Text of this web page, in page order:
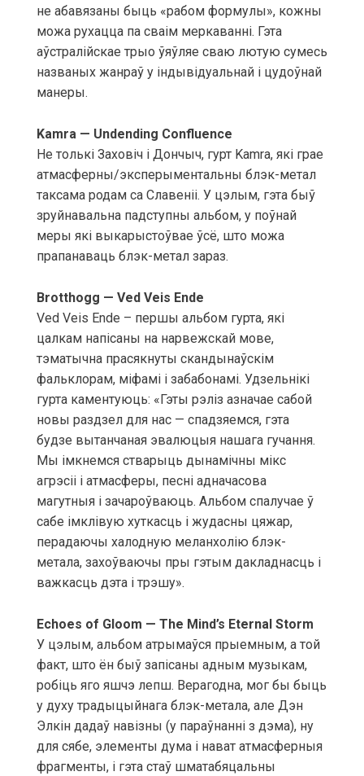
не абавязаны быць «рабом формулы», кожны
можа рухацца па сваім меркаванні. Гэта
аўстралійскае трыо ўяўляе сваю лютую сумесь
названых жанраў у індывідуальнай і цудоўнай
манеры.
Kamra — Undending Confluence
Не толькі Заховіч і Дончыч, гурт Kamra, які грае
атмасферны/эксперыментальны блэк-метал
таксама родам са Славеніі. У цэлым, гэта быў
зруйнавальна падступны альбом, у поўнай
меры які выкарыстоўвае ўсё, што можа
прапанаваць блэк-метал зараз.
Brotthogg — Ved Veis Ende
Ved Veis Ende – першы альбом гурта, які
цалкам напісаны на нарвежскай мове,
тэматычна прасякнуты скандынаўскім
фальклорам, міфамі і забабонамі. Удзельнікі
гурта каментуюць: «Гэты рэліз азначае сабой
новы раздзел для нас — спадзяемся, гэта
будзе вытанчаная эвалюцыя нашага гучання.
Мы імкнемся стварыць дынамічны мікс
агрэсіі і атмасферы, песні адначасова
магутныя і зачароўваюць. Альбом спалучае ў
сабе імклівую хуткасць і жудасны цяжар,
перадаючы халодную меланхолію блэк-
метала, захоўваючы пры гэтым дакладнасць і
важкасць дэта і трэшу».
Echoes of Gloom — The Mind’s Eternal Storm
У цэлым, альбом атрымаўся прыемным, а той
факт, што ён быў запісаны адным музыкам,
робіць яго яшчэ лепш. Верагодна, мог бы быць
у духу традыцыйнага блэк-метала, але Дэн
Элкін дадаў навізны (у параўнанні з дэма), ну
для сябе, элементы дума і нават атмасферныя
фрагменты, і гэта стаў шматабяцальны